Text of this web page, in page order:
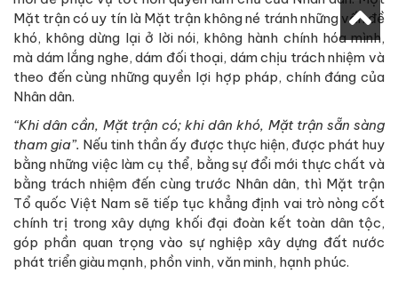
Mặt trận có uy tín là Mặt trận không né tránh những vấn đề
khó, không dừng lại ở lời nói, không hành chính hóa mình,
mà dám lắng nghe, dám đối thoại, dám chịu trách nhiệm và
theo đến cùng những quyền lợi hợp pháp, chính đáng của
Nhân dân.
“Khi dân cần, Mặt trận có; khi dân khó, Mặt trận sẵn sàng
tham gia”. Nếu tinh thần ấy được thực hiện, được phát huy
bằng những việc làm cụ thể, bằng sự đổi mới thực chất và
bằng trách nhiệm đến cùng trước Nhân dân, thì Mặt trận
Tổ quốc Việt Nam sẽ tiếp tục khẳng định vai trò nòng cốt
chính trị trong xây dựng khối đại đoàn kết toàn dân tộc,
góp phần quan trọng vào sự nghiệp xây dựng đất nước
phát triển giàu mạnh, phồn vinh, văn minh, hạnh phúc.